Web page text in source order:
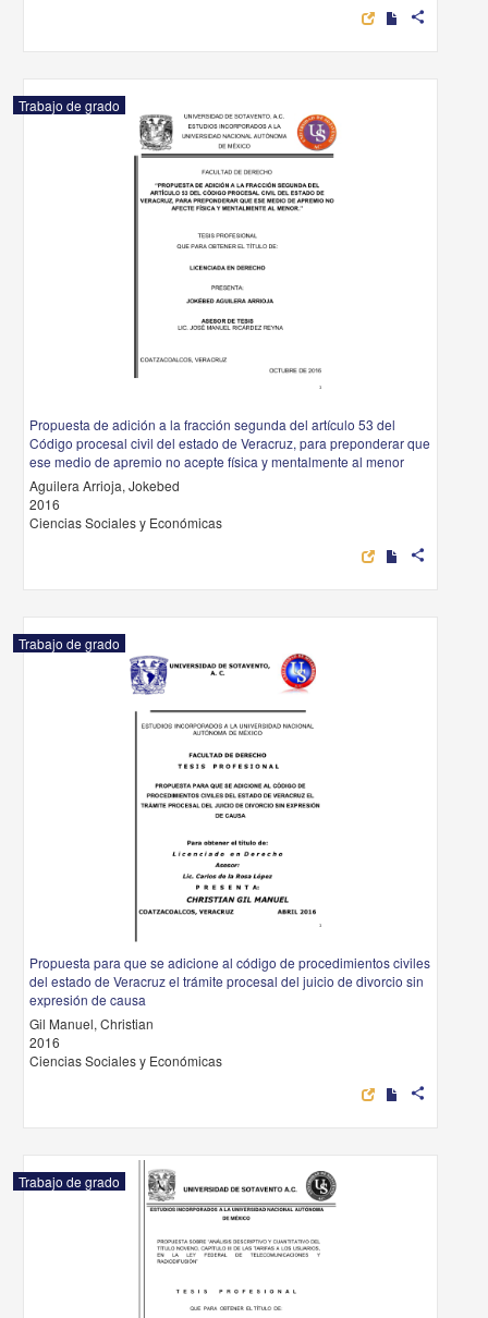
share
Trabajo de grado
Propuesta de adición a la fracción segunda del artículo 53 del
Código procesal civil del estado de Veracruz, para preponderar que
ese medio de apremio no acepte física y mentalmente al menor
Aguilera Arrioja, Jokebed
2016
Ciencias Sociales y Económicas
share
Trabajo de grado
Propuesta para que se adicione al código de procedimientos civiles
del estado de Veracruz el trámite procesal del juicio de divorcio sin
expresión de causa
Gil Manuel, Christian
2016
Ciencias Sociales y Económicas
share
Trabajo de grado